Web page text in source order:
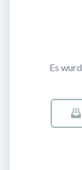
Es